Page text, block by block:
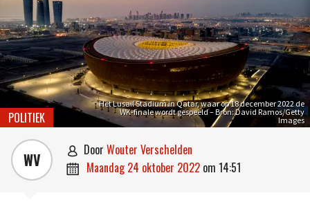
Het Lusail Stadium in Qatar, waar op 18 december 2022 de
WK-finale wordt gespeeld – Bron: David Ramos/Getty
Images
POLITIEK
WV  door Wouter Verschelden
 maandag 24 oktober 2022 om 14:51